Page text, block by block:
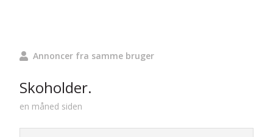
Annoncer fra samme bruger
Skoholder.
en måned siden